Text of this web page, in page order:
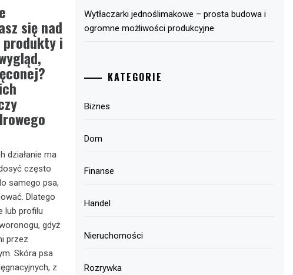
się nad
i
działanie ma
często
samego psa,
Dlatego
lub profilu
gdyż
przez
Skóra psa
z
Wytłaczarki jednoślimakowe – prosta budowa i
ogromne możliwości produkcyjne
KATEGORIE
Biznes
Dom
Finanse
Handel
Nieruchomości
Rozrywka